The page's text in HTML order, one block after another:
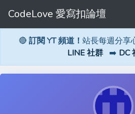
CodeLove 愛寫扣論壇
🔴 訂閱 YT 頻道！ 站長每週分享
LINE 社群 ➡️ DC